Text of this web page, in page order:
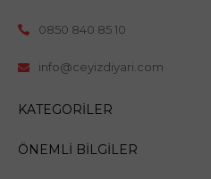
0850 840 85 10
info@ceyizdiyari.com
KATEGORILER
ÖNEMLI BILGILER